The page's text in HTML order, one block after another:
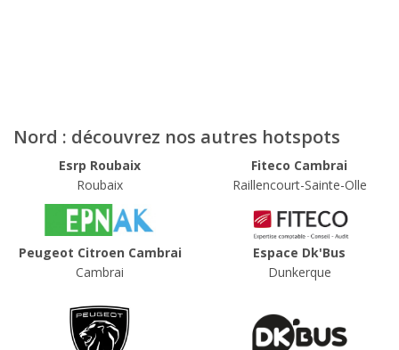
Nord : découvrez nos autres hotspots
Esrp Roubaix
Roubaix
Fiteco Cambrai
Raillencourt-Sainte-Olle
Peugeot Citroen Cambrai
Cambrai
Espace Dk'Bus
Dunkerque